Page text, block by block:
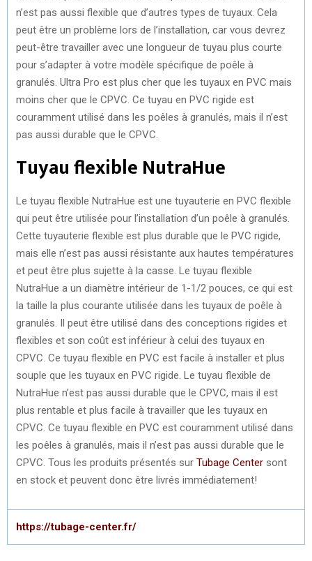
n’est pas aussi flexible que d’autres types de tuyaux. Cela
peut être un problème lors de l’installation, car vous devrez
peut-être travailler avec une longueur de tuyau plus courte
pour s’adapter à votre modèle spécifique de poêle à
granulés. Ultra Pro est plus cher que les tuyaux en PVC mais
moins cher que le CPVC. Ce tuyau en PVC rigide est
couramment utilisé dans les poêles à granulés, mais il n’est
pas aussi durable que le CPVC.
Tuyau flexible NutraHue
Le tuyau flexible NutraHue est une tuyauterie en PVC flexible
qui peut être utilisée pour l’installation d’un poêle à granulés.
Cette tuyauterie flexible est plus durable que le PVC rigide,
mais elle n’est pas aussi résistante aux hautes températures
et peut être plus sujette à la casse. Le tuyau flexible
NutraHue a un diamètre intérieur de 1-1/2 pouces, ce qui est
la taille la plus courante utilisée dans les tuyaux de poêle à
granulés. Il peut être utilisé dans des conceptions rigides et
flexibles et son coût est inférieur à celui des tuyaux en
CPVC. Ce tuyau flexible en PVC est facile à installer et plus
souple que les tuyaux en PVC rigide. Le tuyau flexible de
NutraHue n’est pas aussi durable que le CPVC, mais il est
plus rentable et plus facile à travailler que les tuyaux en
CPVC. Ce tuyau flexible en PVC est couramment utilisé dans
les poêles à granulés, mais il n’est pas aussi durable que le
CPVC. Tous les produits présentés sur Tubage Center sont
en stock et peuvent donc être livrés immédiatement!
https://tubage-center.fr/